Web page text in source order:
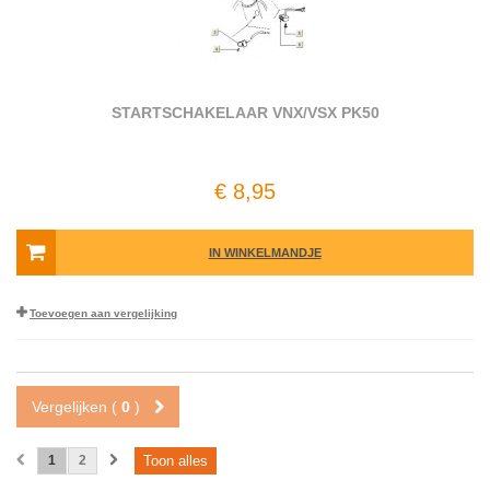
STARTSCHAKELAAR VNX/VSX PK50
€ 8,95
IN WINKELMANDJE
Toevoegen aan vergelijking
Vergelijken ( 0 )
Toon alles
1 2